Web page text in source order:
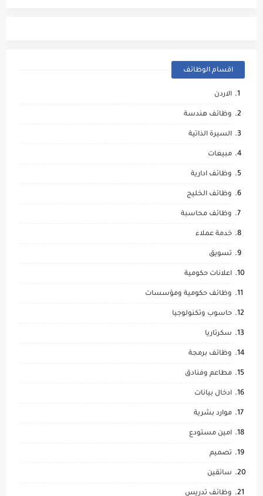
اقسام الوظائف
الاردن
وظائف هندسة
السيرة الذاتية
مبيعات
وظائف ادارية
وظائف الخليج
وظائف محاسبة
خدمة عملاء
تسويق
اعلانات حكومية
وظائف حكومية ومؤسسات
حاسوب وتكنولوجيا
سكرتاريا
وظائف برمجة
مطاعم وفنادق
ادخال بيانات
موارد بشرية
امين مستودع
تصميم
سائقين
وظائف تدريس